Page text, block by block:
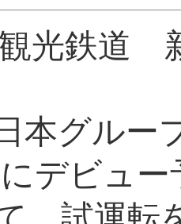
光鉄道
本グルー
デビュ